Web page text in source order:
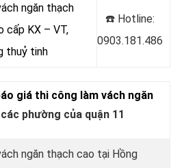
ngăn thạch
cấp KX – VT,
thuỷ tinh
☎️ Hotline:
0903.181.486
giá thi công làm vách ngăn
phường của quận 11
ngăn thạch cao tại Hồng